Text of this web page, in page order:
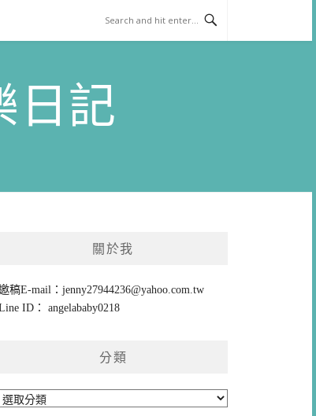
日記
關於我
稿E-mail：jenny27944236@yahoo.com.tw
ID： angelababy0218
分類
分